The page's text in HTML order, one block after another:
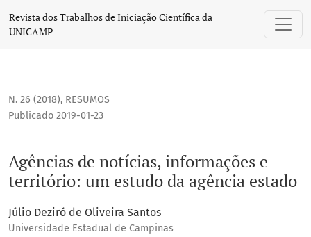
Agências de notícias, informações e território: um estudo
Revista dos Trabalhos de Iniciação Científica da
UNICAMP
N. 26 (2018), RESUMOS
Agências de notícias, informações e
território: um estudo da agência estado
Publicado 2019-01-23
Júlio Deziró de Oliveira Santos
Universidade Estadual de Campinas